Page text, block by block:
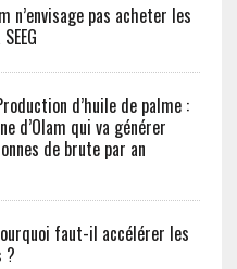
n’envisage pas acheter les
d’huile de palme :
d’Olam qui va générer
de brute par an
faut-il accélérer les
?